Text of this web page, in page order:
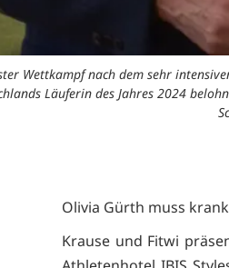
Wettkampf nach dem sehr
Läuferin des Jahres 2024
Olivia Gürth muss
Krause und Fitwi